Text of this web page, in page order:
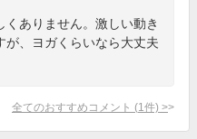
ありません。激しい動き
が、ヨガくらいなら大丈夫
全てのおすすめコメント (1 件) >